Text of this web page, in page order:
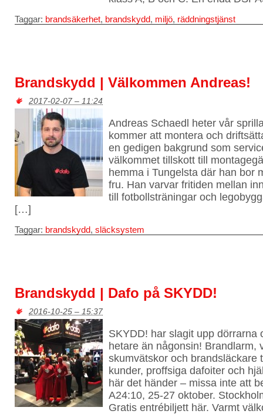
Taggar: brandsäkerhet, brandskydd, miljö, räddningstjänst
Brandskydd | Välkommen Andreas!
2017-02-07 – 11:24
Andreas Schaedl heter vår
kommer att montera och
en gedigen bakgrund som
välkommet tillskott till
hemma i Tungelsta där han bor
fru. Han varvar fritiden mellan
till fotbollsträningar och
[…]
Taggar: brandskydd, släcksystem
Brandskydd | Dafo på SKYDD!
2016-10-25 – 15:37
SKYDD! har slagit upp dörrarna
hetare än någonsin! Brandlarm,
skumvätskor och brandsläckare
kunder, proffsiga dafoiter och
här det händer – missa inte att
A24:10, 25-27 oktober.
Gratis entrébiljett här. Varmt